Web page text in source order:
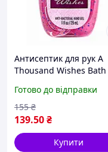
Антисептик для рук A
Thousand Wishes Bath
Готово до відправки
139.50₴
155 ₴
Купити